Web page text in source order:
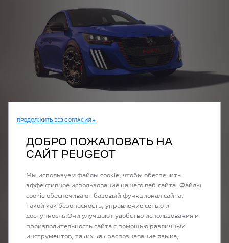
Miramar Blue
ПРОДОЛЖИТЬ БЕЗ СОГЛАСИЯ →
ДОБРО ПОЖАЛОВАТЬ НА
САЙТ PEUGEOT
Мы используем файлы cookie, чтобы обеспечить
эффективное использование нашего веб-сайта. Файлы
cookie обеспечивают базовый функционал сайта,
такой как безопасность, управление сетью и
доступность.Они улучшают удобство использования и
производительность сайта с помощью различных
инструментов, таких как распознавание языка,